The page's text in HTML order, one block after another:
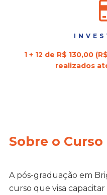
1 + 12 de R$ 130,00
realizados
Sobre o Curso
A pós-graduação em
curso que visa